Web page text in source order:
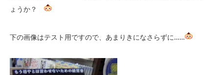
ょうか？
下の画像はテスト用ですので、あまりきになさらずに……